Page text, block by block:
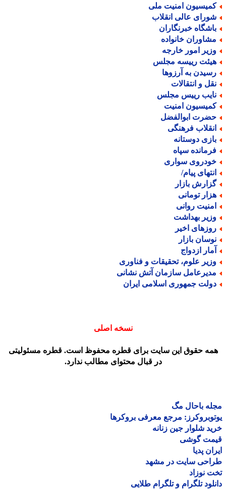
امنیت ملی
عالی انقلاب
خبرنگاران
خانواده
امور خارجه
رییسه مجلس
به آرزوها
و انتقالات
رییس مجلس
امنیت
ابوالفضل
فرهنگی
دوستانه
سپاه
سواری
پیام/
بازار
تومانی
روانی
بهداشت
اخیر
بازار
ازدواج
علوم، تحقیقات و فناوری
سازمان آتش نشانی
جمهوری اسلامی ایران
نسخه اصلی
حقوق این سایت برای قطره محفوظ است. قطره مسئولیتی
در قبال محتوای مطالب ندارد.
باحال مگ
مرجع معرفی بروکرها
شلوار جین زنانه
گوشی
پدیا
سایت در مشهد
نوزاد
تلگرام و تلگرام طلایی